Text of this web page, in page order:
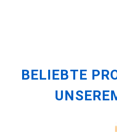
BELIEBTE